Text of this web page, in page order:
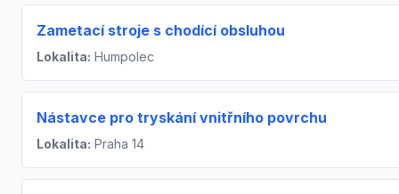
Zametací stroje s chodící obsluhou
Lokalita: Humpolec
Nástavce pro tryskání vnitřního povrchu
Lokalita: Praha 14